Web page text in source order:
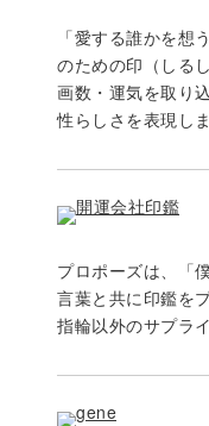
「愛する誰かを想
のための印（しる
画数・運気を取り
性らしさを表現しま
プロポーズは、「
言葉と共に印鑑を
指輪以外のサプラ